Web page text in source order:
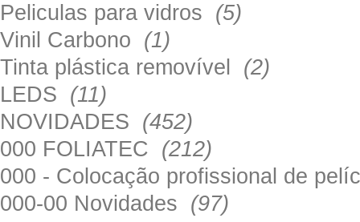
Peliculas para vidros (5)
Vinil Carbono (1)
Tinta plástica removível (2)
LEDS (11)
NOVIDADES (452)
000 FOLIATEC (212)
000 - Colocação profissional de
000-00 Novidades (97)